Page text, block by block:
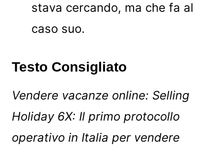
stava cercando, ma che fa al
caso suo.
Testo Consigliato
Vendere vacanze online: Selling
Holiday 6X: Il primo protocollo
operativo in Italia per vendere